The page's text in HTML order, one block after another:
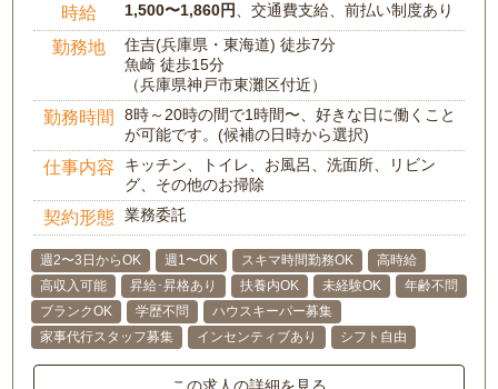
時給 1,500〜1,860円 、交通費支給、前払い制度あり
勤務地
住吉(兵庫県・東海道) 徒歩7分
魚崎 徒歩15分
（兵庫県神戸市東灘区付近）
勤務時間
8時～20時の間で1時間〜、好きな日に働くこと
が可能です。(候補の日時から選択)
仕事内容
キッチン、トイレ、お風呂、洗面所、リビン
グ、その他のお掃除
契約形態 業務委託
週2〜3日からOK 週1〜OK スキマ時間勤務OK
高時給
高収入可能
昇給･昇格あり 扶養内OK 未経験OK
年齢不問
ブランクOK
学歴不問
ハウスキーパー募集
家事代行スタッフ募集
インセンティブあり シフト自由